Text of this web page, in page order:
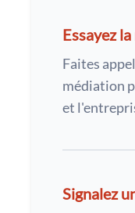
Essayez
Faites
médiation
et
Signalez